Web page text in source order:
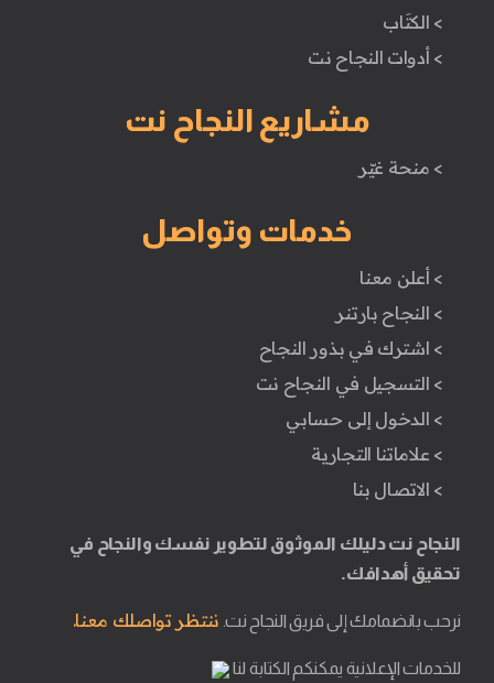
> الكتَاب
> أدوات النجاح نت
مشاريع النجاح نت
> منحة غيّر
خدمات وتواصل
> أعلن معنا
> النجاح بارتنر
> اشترك في بذور النجاح
> التسجيل في النجاح نت
> الدخول إلى حسابي
> علاماتنا التجارية
> الاتصال بنا
النجاح نت دليلك الموثوق لتطوير نفسك والنجاح في
تحقيق أهدافك.
نرحب بانضمامك إلى فريق النجاح نت. ننتظر تواصلك معنا.
للخدمات الإعلانية يمكنكم الكتابة لنا